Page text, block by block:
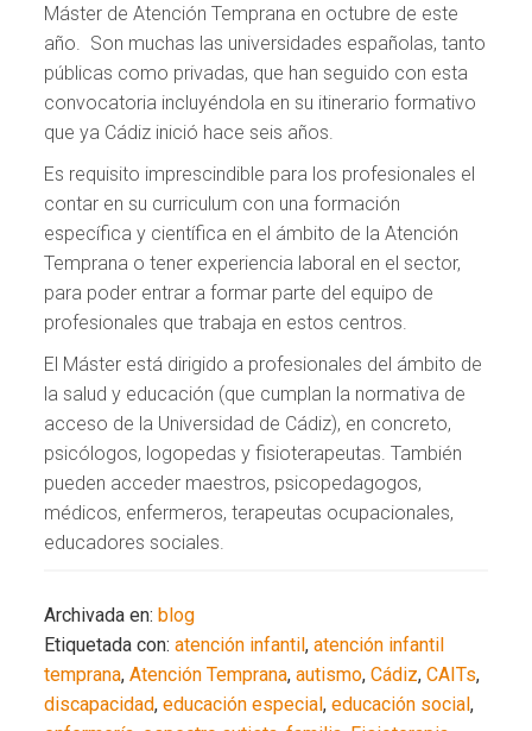
Máster de Atención Temprana en octubre de este
año. Son muchas las universidades españolas, tanto
públicas como privadas, que han seguido con esta
convocatoria incluyéndola en su itinerario formativo
que ya Cádiz inició hace seis años.
Es requisito imprescindible para los profesionales el
contar en su curriculum con una formación
específica y científica en el ámbito de la Atención
Temprana o tener experiencia laboral en el sector,
para poder entrar a formar parte del equipo de
profesionales que trabaja en estos centros.
El Máster está dirigido a profesionales del ámbito de
la salud y educación (que cumplan la normativa de
acceso de la Universidad de Cádiz), en concreto,
psicólogos, logopedas y fisioterapeutas. También
pueden acceder maestros, psicopedagogos,
médicos, enfermeros, terapeutas ocupacionales,
educadores sociales.
Archivada en:blog
Etiquetada con:atención infantil,atención infantil
temprana,Atención Temprana,autismo,Cádiz,CAITs,
discapacidad,educación especial,educación social,